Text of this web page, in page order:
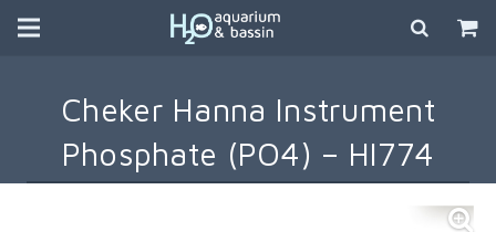
Cheker Hanna Instrument
Phosphate (PO4) – HI774